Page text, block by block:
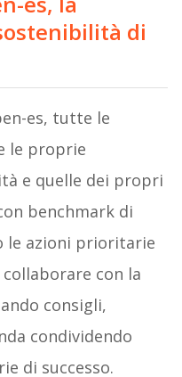
di
es, tutte le
le proprie
e quelle dei propri
benchmark di
le azioni prioritarie
con la
consigli,
condividendo
di successo.